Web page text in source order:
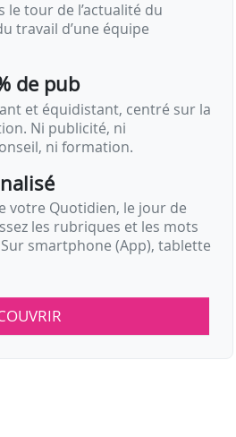
le tour de l’actualité du
travail d’une équipe
de pub
et équidistant, centré sur la
Ni publicité, ni
ni formation.
votre Quotidien, le jour de
les rubriques et les mots
smartphone (App), tablette